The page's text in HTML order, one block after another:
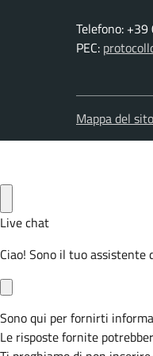
Telefono:
PEC:
Mappa del sito